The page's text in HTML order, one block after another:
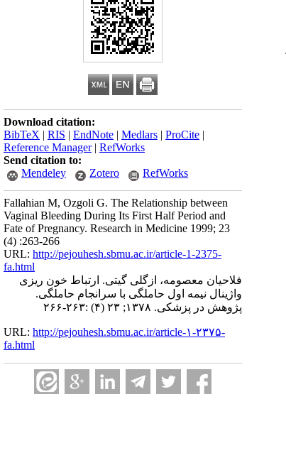
Download citation:
BibTeX | RIS | EndNote | Medlars | ProCite |
Reference Manager| RefWorks
Send citation to:
Mendeley
Zotero RefWorks
Fallahian M, Ozgoli G. The Relationship between
Vaginal Bleeding During Its First Half Period and
Fate of Pregnancy. Research in Medicine 1999; 23
(4) :263-266
URL: http://pejouhesh.sbmu.ac.ir/article-1-2375-
fa.html
فلاحیان معصومه، ازگلی گیتی. ارتباط خون ریزی
واژینال نیمه اول حاملگی با سرانجام حاملگی.
پژوهش در پزشکی. ۱۳۷۸; ۲۳ (۴) :۲۶۳-۲۶۶
URL: http://pejouhesh.sbmu.ac.ir/article-۱-۲۳۷۵-
fa.html